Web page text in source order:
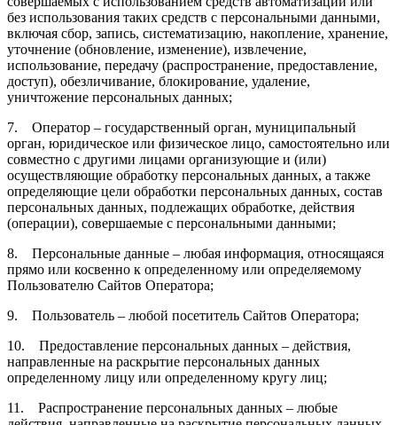
без использования таких средств с персональными данными,
включая сбор, запись, систематизацию, накопление, хранение,
уточнение (обновление, изменение), извлечение,
использование, передачу (распространение, предоставление,
доступ), обезличивание, блокирование, удаление,
уничтожение персональных данных;
7. Оператор – государственный орган, муниципальный
орган, юридическое или физическое лицо, самостоятельно или
совместно с другими лицами организующие и (или)
осуществляющие обработку персональных данных, а также
определяющие цели обработки персональных данных, состав
персональных данных, подлежащих обработке, действия
(операции), совершаемые с персональными данными;
8. Персональные данные – любая информация, относящаяся
прямо или косвенно к определенному или определяемому
Пользователю Сайтов Оператора;
9. Пользователь – любой посетитель Сайтов Оператора;
10. Предоставление персональных данных – действия,
направленные на раскрытие персональных данных
определенному лицу или определенному кругу лиц;
11. Распространение персональных данных – любые